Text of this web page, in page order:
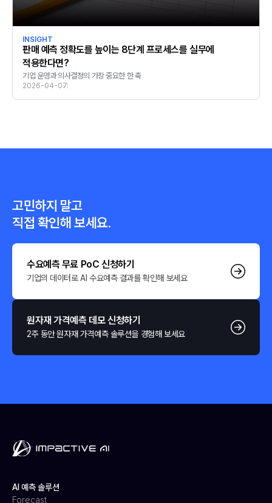
INSIGHT
판매 예측 정확도를 높이는 8단계 프로세스를 실무에
적용한다면?
기업 운영과 의사결정의 가장 중요한 한 축
2026-04-07
고민하지 말고
직접 확인해 보세요.
수요예측 무료 PoC 신청하기
기업의 데이터로 AI 수요예측 결과를 확인해 보세요
원자재 가격예측 데모 신청하기
2주 동안 원자재 가격예측 솔루션을 경험해 보세요
AI 예측 솔루션
Forecast